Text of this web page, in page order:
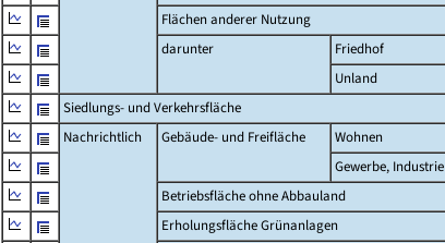
Flächen anderer Nutzung
darunter
Friedhof
Unland
Siedlungs- und Verkehrsfläche
Nachrichtlich
Gebäude- und Freifläche Wohnen
Gewerbe, Industrie
Betriebsfläche ohne Abbauland
Erholungsfläche Grünanlagen